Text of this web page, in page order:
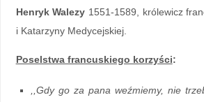
Henryk Walezy 1551-1589, królewicz
i Katarzyny Medycejskiej.
Poselstwa francuskiego korzyści:
,,Gdy go za pana weźmiemy, nie